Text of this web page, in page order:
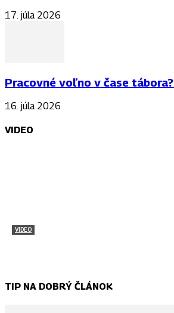
17. júla 2026
Pracovné voľno v čase tábora?
16. júla 2026
VIDEO
VIDEO
TIP NA DOBRÝ ČLÁNOK